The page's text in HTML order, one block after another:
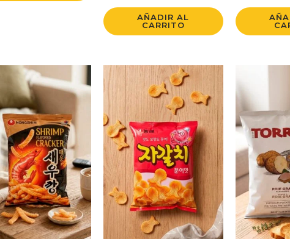
AÑADIR AL
CARRITO